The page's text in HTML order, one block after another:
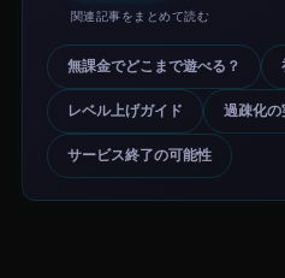
関連記事をまとめて読む
無課金でどこまで遊べる？
レベル上げガイド 過疎化の
サービス終了の可能性